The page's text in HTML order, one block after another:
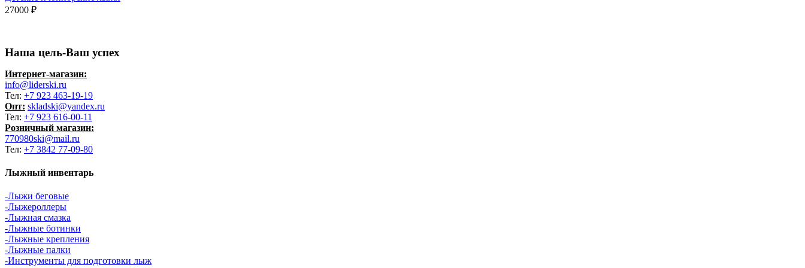
27000 ₽
Наша цель-Ваш успех
Интернет-магазин:
info@liderski.ru
Тел: +7 923 463-19-19
Опт: skladski@yandex.ru
Тел: +7 923 616-00-11
Розничный магазин:
770980ski@mail.ru
Тел: +7 3842 77-09-80
Лыжный инвентарь
-Лыжи беговые
-Лыжероллеры
-Лыжная смазка
-Лыжные ботинки
-Лыжные крепления
-Лыжные палки
-Инструменты для подготовки лыж